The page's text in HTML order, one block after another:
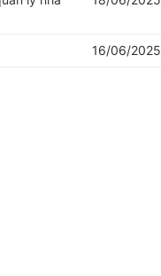
16/06/2025